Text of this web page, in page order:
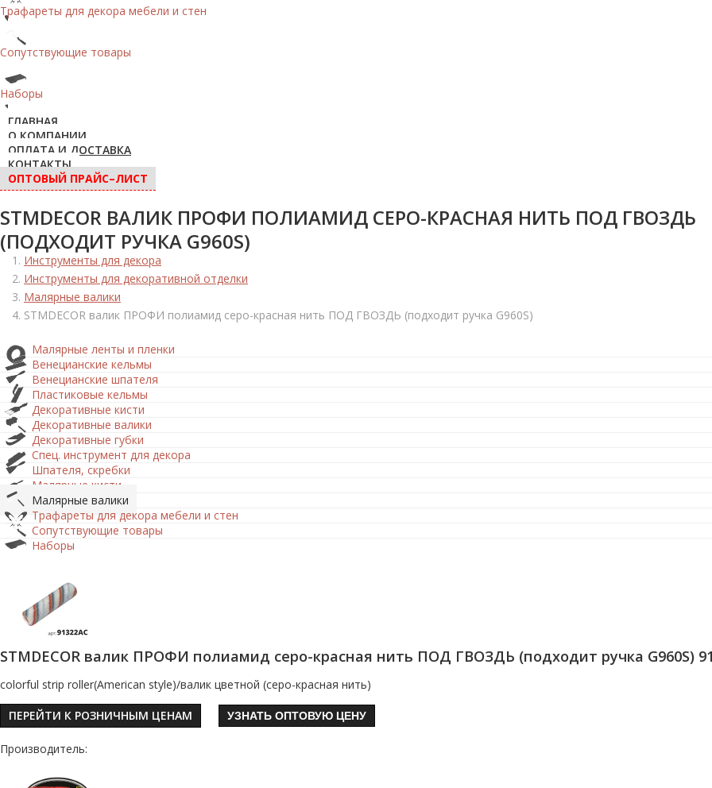
Трафареты для декора мебели и стен
Сопутствующие товары
Наборы
ГЛАВНАЯ
О КОМПАНИИ
ОПЛАТА И ДОСТАВКА
КОНТАКТЫ
ОПТОВЫЙ ПРАЙС–ЛИСТ
STMDECOR ВАЛИК ПРОФИ ПОЛИАМИД СЕРО-КРАСНАЯ НИТЬ ПОД ГВОЗДЬ
(ПОДХОДИТ РУЧКА G960S)
Инструменты для декора
Инструменты для декоративной отделки
Малярные валики
STMDECOR валик ПРОФИ полиамид серо-красная нить ПОД ГВОЗДЬ (подходит ручка G960S)
Малярные ленты и пленки
Венецианские кельмы
Венецианские шпателя
Пластиковые кельмы
Декоративные кисти
Декоративные валики
Декоративные губки
Спец. инструмент для декора
Шпателя, скребки
Малярные кисти
Малярные валики
Трафареты для декора мебели и стен
Сопутствующие товары
Наборы
STMDECOR валик ПРОФИ полиамид серо-красная нить ПОД ГВОЗДЬ (подходит ручка G960S)
colorful strip roller(American style)/валик цветной (серо-красная нить)
ПЕРЕЙТИ К РОЗНИЧНЫМ ЦЕНАМ УЗНАТЬ ОПТОВУЮ ЦЕНУ
Производитель: